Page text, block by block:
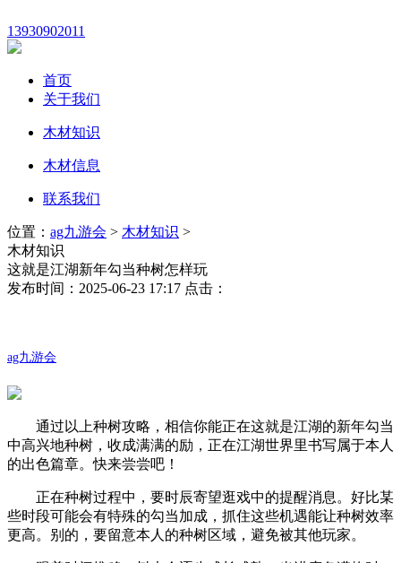
13930902011
首页
关于我们
木材知识
木材信息
联系我们
位置： ag九游会 > 木材知识 >
木材知识
这就是江湖新年勾当种树怎样玩
发布时间：2025-06-23 17:17 点击：
ag九游会
通过以上种树攻略，相信你能正在这就是江湖的新年勾当
中高兴地种树，收成满满的励，正在江湖世界里书写属于本人
的出色篇章。快来尝尝吧！
正在种树过程中，要时辰寄望逛戏中的提醒消息。好比某
些时段可能会有特殊的勾当加成，抓住这些机遇能让种树效率
更高。别的，要留意本人的种树区域，避免被其他玩家。